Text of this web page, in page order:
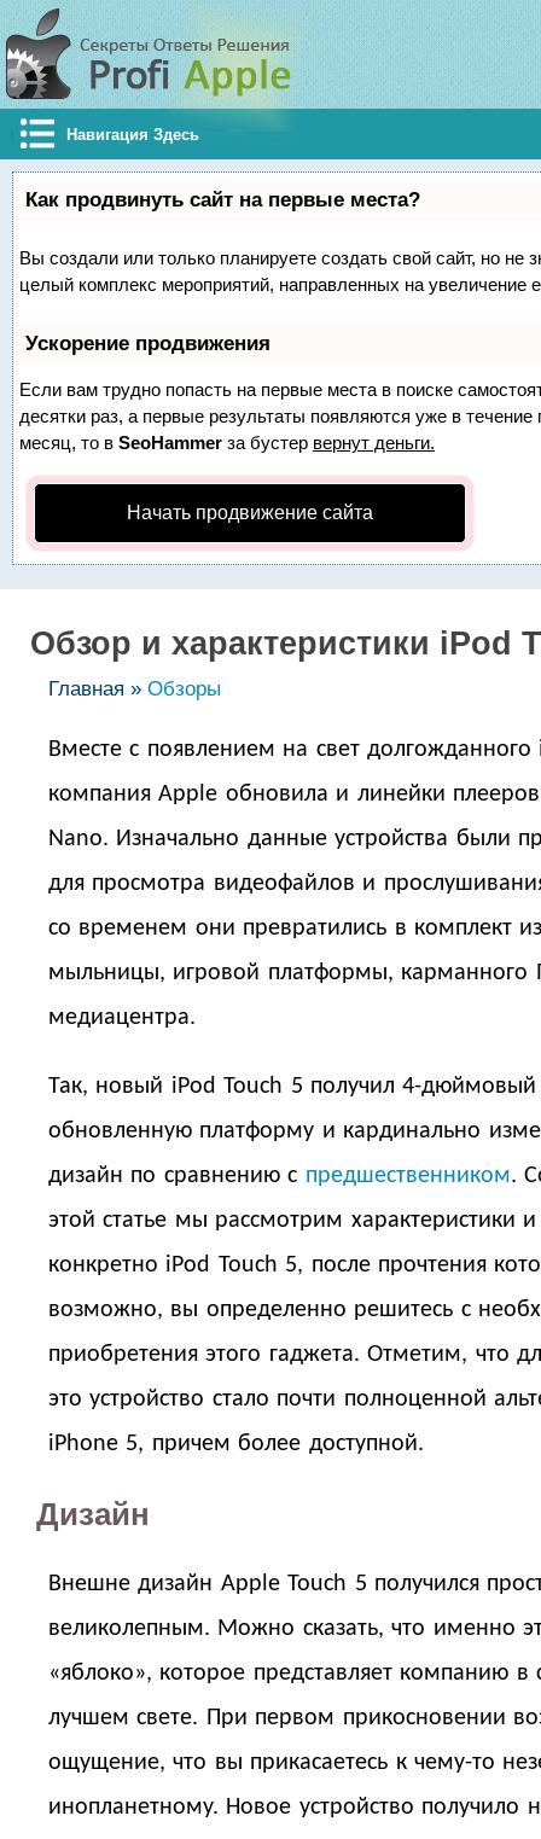
Навигация Здесь
Как продвинуть сайт на первые места?
Вы создали или только планируете создать свой сайт, но не
целый комплекс мероприятий, направленных на увеличение
Ускорение продвижения
Если вам трудно попасть на первые места в поиске
десятки раз, а первые результаты появляются уже в
месяц, то в SeoHammer за бустер вернут деньги.
Начать продвижение сайта
Обзор и характеристики iPod
Главная » Обзоры
Вместе с появлением на свет долгожданного
компания Apple обновила и линейки
Nano. Изначально данные устройства были
для просмотра видеофайлов и
со временем они превратились в комплект
мыльницы, игровой платформы, карманного
медиацентра.
Так, новый iPod Touch 5 получил 4-дюймовый
обновленную платформу и кардинально
дизайн по сравнению с предшественником.
этой статье мы рассмотрим характеристики
конкретно iPod Touch 5, после прочтения
возможно, вы определенно решитесь с
приобретения этого гаджета. Отметим, что
это устройство стало почти полноценной
iPhone 5, причем более доступной.
Дизайн
Внешне дизайн Apple Touch 5 получился
великолепным. Можно сказать, что именно
«яблоко», которое представляет компанию
лучшем свете. При первом прикосновении
ощущение, что вы прикасаетесь к чему-то
инопланетному. Новое устройство получило